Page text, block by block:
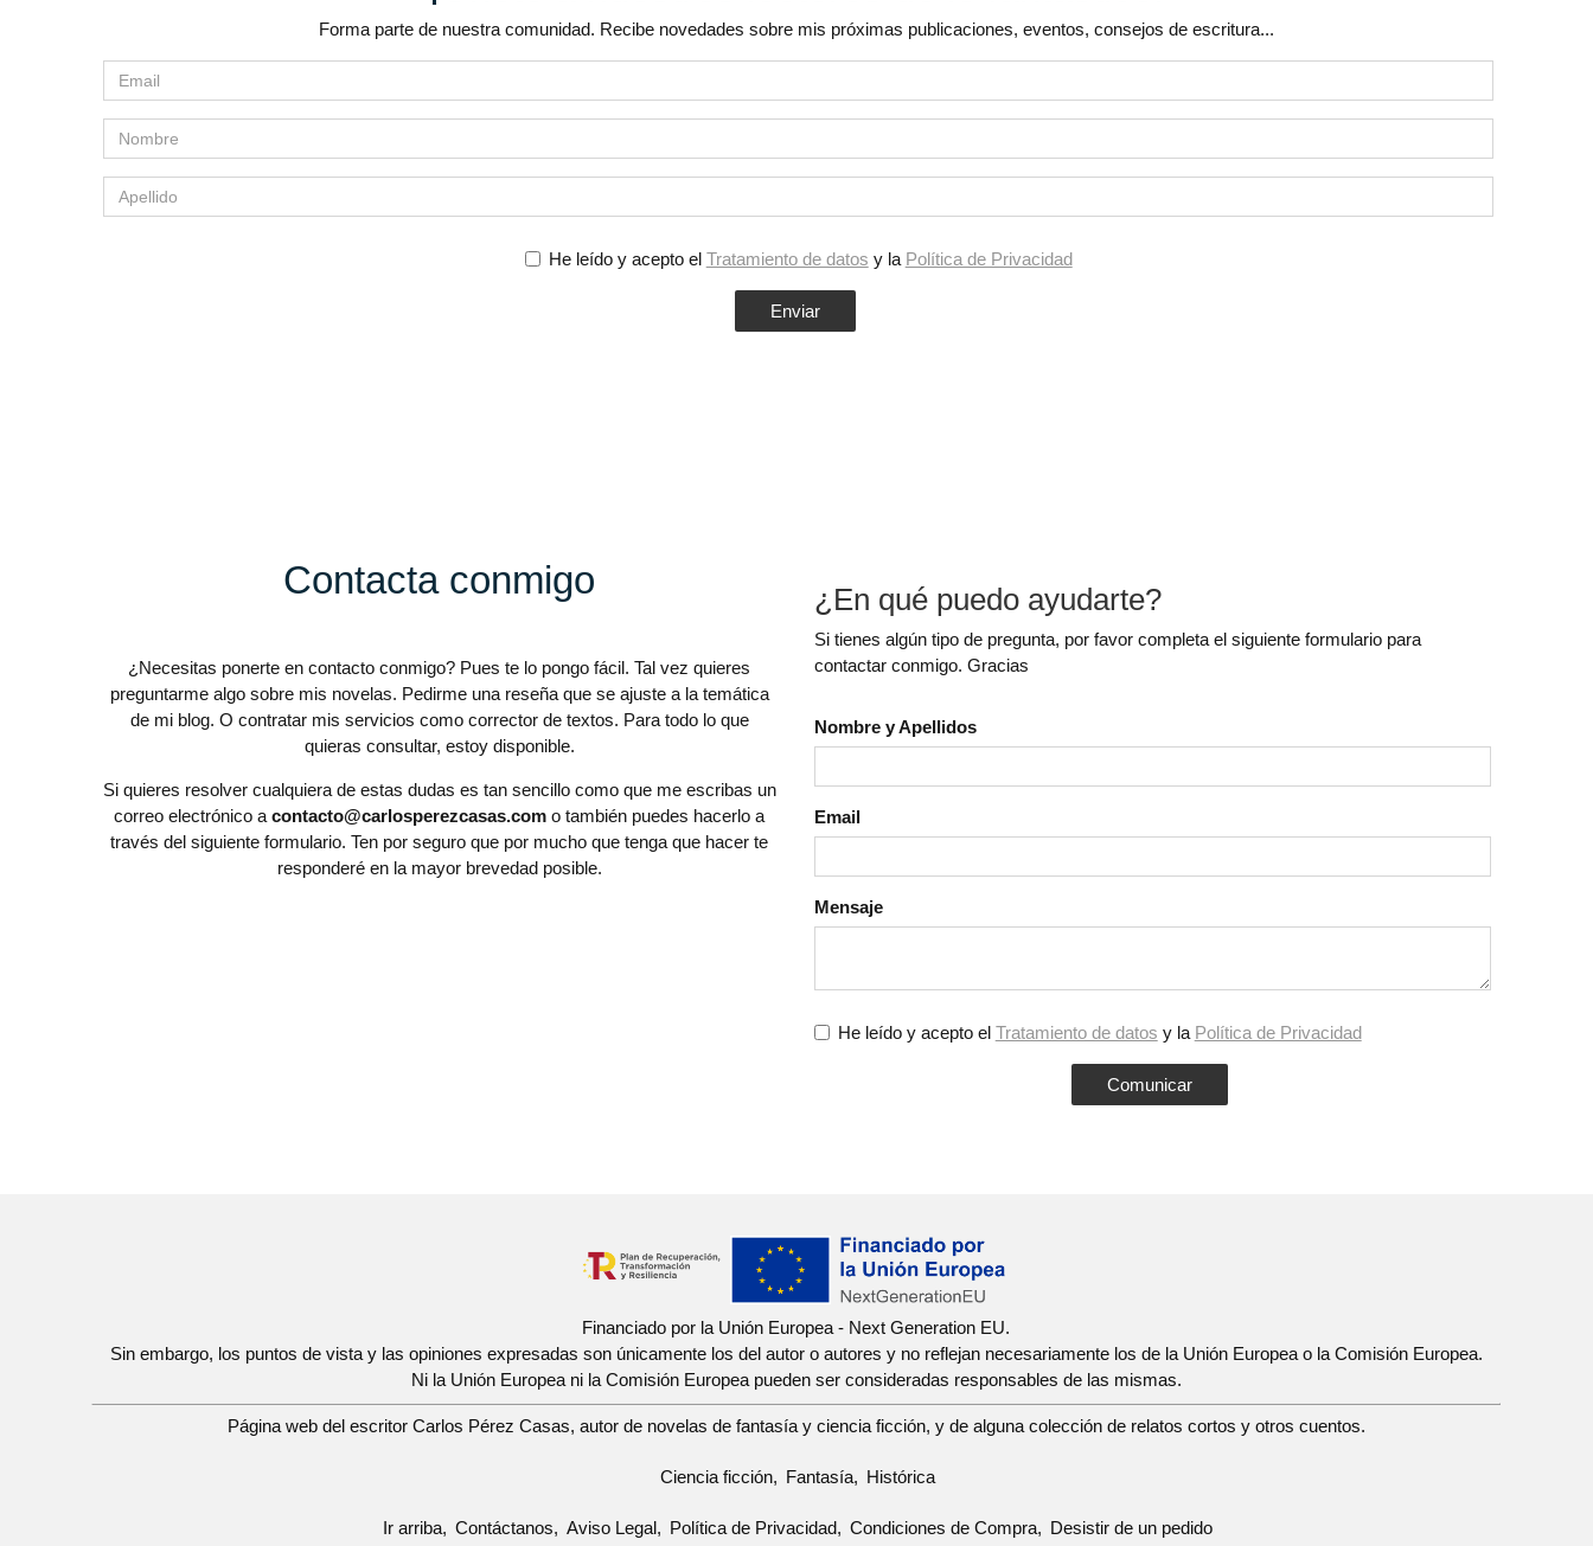
Forma parte de nuestra comunidad. Recibe novedades sobre mis próximas publicaciones, eventos, consejos de escritura...
He leído y acepto el Tratamiento de datos y la Política de Privacidad
Contacta conmigo
¿Necesitas ponerte en contacto conmigo? Pues te lo pongo fácil. Tal vez quieres
preguntarme algo sobre mis novelas. Pedirme una reseña que se ajuste a la temática
de mi blog. O contratar mis servicios como corrector de textos. Para todo lo que
quieras consultar, estoy disponible.
Si quieres resolver cualquiera de estas dudas es tan sencillo como que me escribas un
correo electrónico acontacto@carlosperezcasas.com o también puedes hacerlo a
través del siguiente formulario. Ten por seguro que por mucho que tenga que hacer te
responderé en la mayor brevedad posible.
¿En qué puedo ayudarte?
Si tienes algún tipo de pregunta, por favor completa el siguiente formulario para
contactar conmigo. Gracias
Nombre y Apellidos
Email
Mensaje
He leído y acepto el Tratamiento de datos y la Política de Privacidad
Financiado por la Unión Europea - Next Generation EU.
Sin embargo, los puntos de vista y las opiniones expresadas son únicamente los del autor o autores y no reflejan necesariamente los de la Unión Europea o la Comisión Europea.
Ni la Unión Europea ni la Comisión Europea pueden ser consideradas responsables de las mismas.
Página web del escritor Carlos Pérez Casas, autor de novelas de fantasía y ciencia ficción, y de alguna colección de relatos cortos y otros cuentos.
Ciencia ficción Fantasía Histórica
Ir arriba Contáctanos Aviso Legal Política de Privacidad Condiciones de Compra Desistir de un pedido